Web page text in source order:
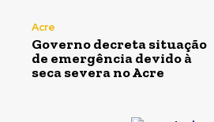
Acre
Governo decreta situação
de emergência devido à
seca severa no Acre